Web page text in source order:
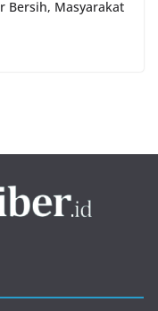
Bersih, Masyarakat